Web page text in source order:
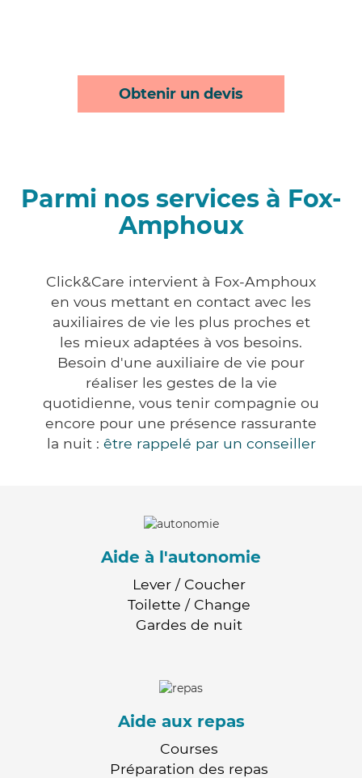
Obtenir un devis
Parmi nos services à Fox-
Amphoux
Click&Care intervient à Fox-Amphoux
en vous mettant en contact avec les
auxiliaires de vie les plus proches et
les mieux adaptées à vos besoins.
Besoin d'une auxiliaire de vie pour
réaliser les gestes de la vie
quotidienne, vous tenir compagnie ou
encore pour une présence rassurante
la nuit : être rappelé par un conseiller
Aide à l'autonomie
Lever / Coucher
Toilette / Change
Gardes de nuit
Aide aux repas
Courses
Préparation des repas